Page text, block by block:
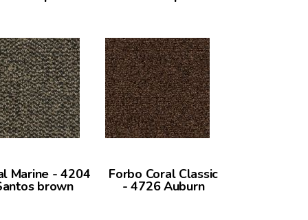
Marine - 4204
brown
Forbo Coral Classic
- 4726 Auburn